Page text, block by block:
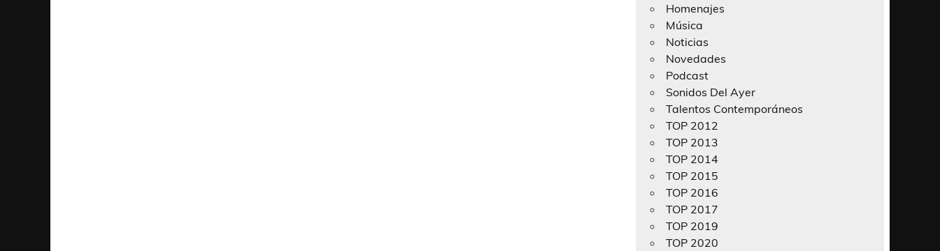
Homenajes
Música
Noticias
Novedades
Podcast
Sonidos Del Ayer
Talentos Contemporáneos
TOP 2012
TOP 2013
TOP 2014
TOP 2015
TOP 2016
TOP 2017
TOP 2019
TOP 2020